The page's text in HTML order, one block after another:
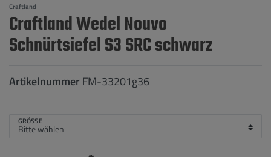
Craftland
Craftland Wedel Nouvo
Schnürtsiefel S3 SRC schwarz
Artikelnummer FM-33201g36
GRÖSSE